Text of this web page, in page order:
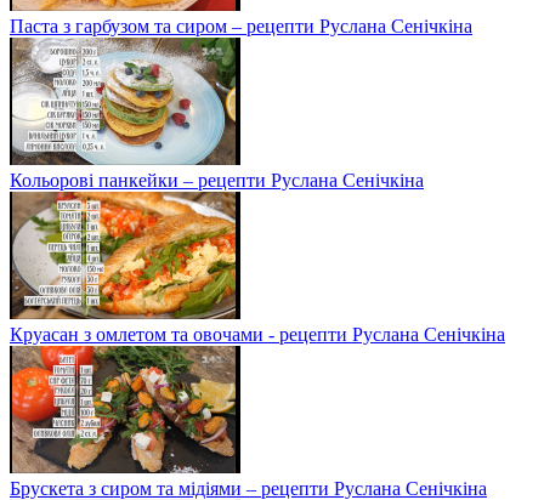
Паста з гарбузом та сиром – рецепти Руслана Сенічкіна
Кольорові панкейки – рецепти Руслана Сенічкіна
Круасан з омлетом та овочами - рецепти Руслана Сенічкіна
Брускета з сиром та мідіями – рецепти Руслана Сенічкіна